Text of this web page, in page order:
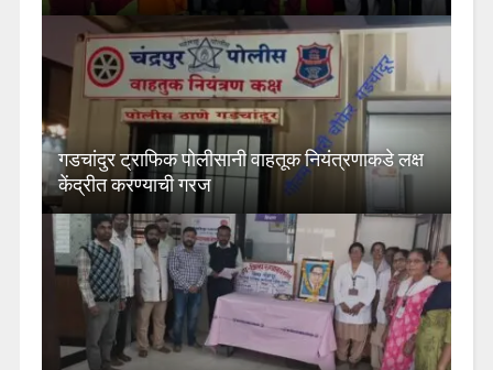
गडचांदुर ट्राफिक पोलीसानी वाहतूक नियंत्रणाकडे लक्ष
केंद्रीत करण्याची गरज